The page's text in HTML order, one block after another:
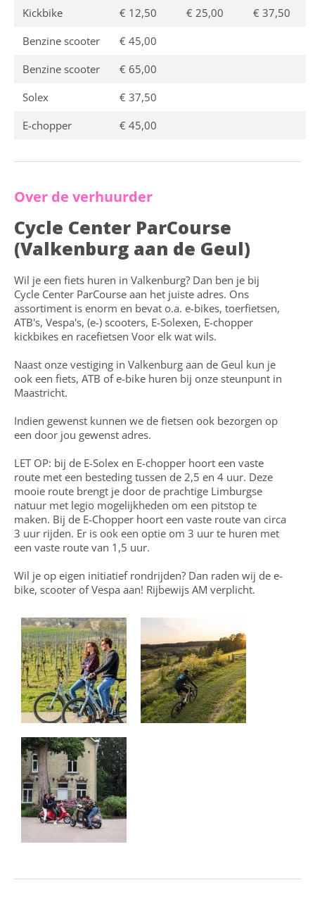
Kickbike
€ 12,50 € 25,00
€ 37,50
Benzine scooter
€ 45,00
Benzine scooter
€ 65,00
Solex
€ 37,50
E-chopper
€ 45,00
Over de verhuurder
Cycle Center ParCourse
(Valkenburg aan de Geul)
Wil je een fiets huren in Valkenburg? Dan ben je bij
Cycle Center ParCourse aan het juiste adres. Ons
assortiment is enorm en bevat o.a. e-bikes, toerfietsen,
ATB's, Vespa's, (e-) scooters, E-Solexen, E-chopper
kickbikes en racefietsen Voor elk wat wils.
Naast onze vestiging in Valkenburg aan de Geul kun je
ook een fiets, ATB of e-bike huren bij onze steunpunt in
Maastricht.
Indien gewenst kunnen we de fietsen ook bezorgen op
een door jou gewenst adres.
LET OP: bij de E-Solex en E-chopper hoort een vaste
route met een besteding tussen de 2,5 en 4 uur. Deze
mooie route brengt je door de prachtige Limburgse
natuur met legio mogelijkheden om een pitstop te
maken. Bij de E-Chopper hoort een vaste route van circa
3 uur rijden. Er is ook een optie om 3 uur te huren met
een vaste route van 1,5 uur.
Wil je op eigen initiatief rondrijden? Dan raden wij de e-
bike, scooter of Vespa aan! Rijbewijs AM verplicht.